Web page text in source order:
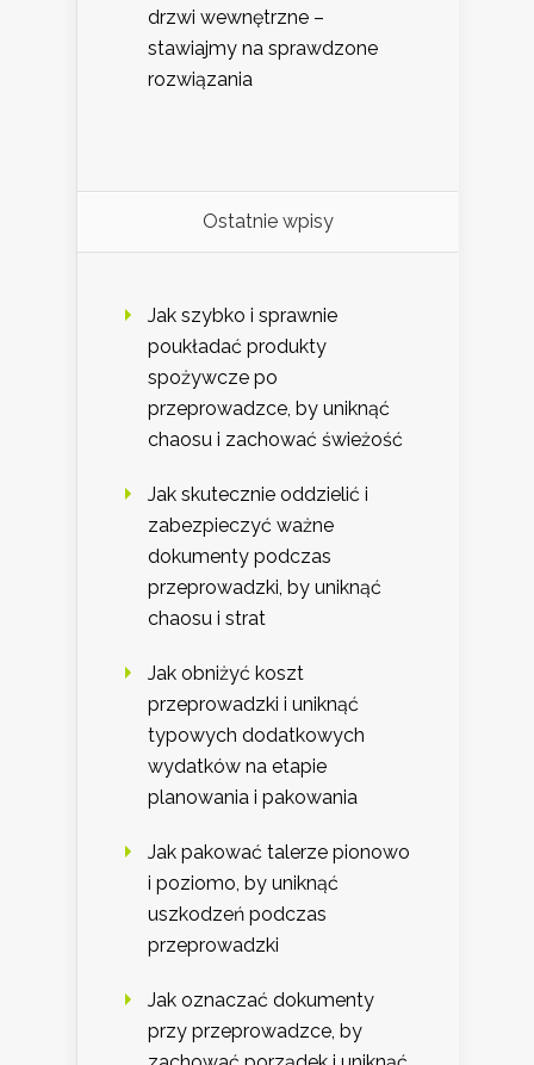
drzwi wewnętrzne –
stawiajmy na sprawdzone
rozwiązania
Ostatnie wpisy
Jak szybko i sprawnie
poukładać produkty
spożywcze po
przeprowadzce, by uniknąć
chaosu i zachować świeżość
Jak skutecznie oddzielić i
zabezpieczyć ważne
dokumenty podczas
przeprowadzki, by uniknąć
chaosu i strat
Jak obniżyć koszt
przeprowadzki i uniknąć
typowych dodatkowych
wydatków na etapie
planowania i pakowania
Jak pakować talerze pionowo
i poziomo, by uniknąć
uszkodzeń podczas
przeprowadzki
Jak oznaczać dokumenty
przy przeprowadzce, by